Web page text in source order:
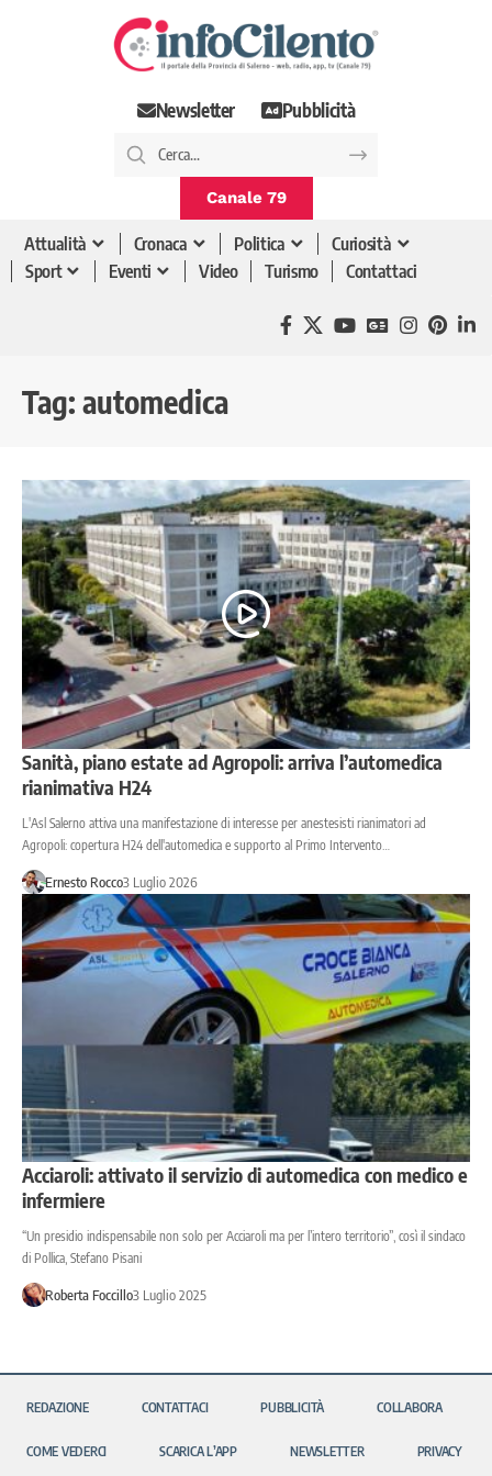
Newsletter Pubblicità
Canale 79
Attualità Cronaca Politica
Curiosità
Sport
Eventi Video Turismo Contattaci
Tag: automedica
Sanità, piano estate ad Agropoli: arriva l’automedica
rianimativa H24
L'Asl Salerno attiva una manifestazione di interesse per anestesisti rianimatori ad
Agropoli: copertura H24 dell'automedica e supporto al Primo Intervento…
Ernesto Rocco3 Luglio 2026
Acciaroli: attivato il servizio di automedica con medico e
infermiere
“Un presidio indispensabile non solo per Acciaroli ma per l’intero territorio”, così il sindaco
di Pollica, Stefano Pisani
Roberta Foccillo3 Luglio 2025
REDAZIONE CONTATTACI PUBBLICITÀ COLLABORA
COME VEDERCI SCARICA L’APP NEWSLETTER PRIVACY